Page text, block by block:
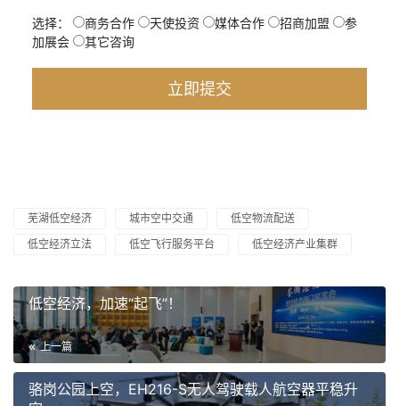
选择： 商务合作 天使投资 媒体合作 招商加盟
参
加展会
其它咨询
芜湖低空经济 城市空中交通
低空物流配送
低空经济立法
低空飞行服务平台 低空经济产业集群
低空经济，加速“起飞”！
上一篇
骆岗公园上空，EH216-S无人驾驶载人航空器平稳升